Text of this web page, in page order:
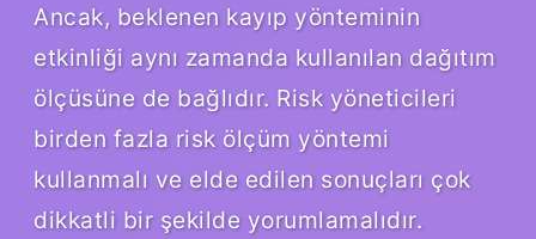
Ancak, beklenen kayıp yönteminin
etkinliği aynı zamanda kullanılan dağıtım
ölçüsüne de bağlıdır. Risk yöneticileri
birden fazla risk ölçüm yöntemi
kullanmalı ve elde edilen sonuçları çok
dikkatli bir şekilde yorumlamalıdır.